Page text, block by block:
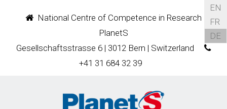
National Centre of Competence in Research
PlanetS
Gesellschaftsstrasse 6 | 3012 Bern | Switzerland
+41 31 684 32 39
EN
FR
DE